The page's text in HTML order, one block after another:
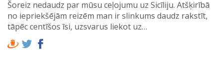
Šoreiz nedaudz par mūsu ceļojumu uz Sicīliju. Atšķirībā
no iepriekšējām reizēm man ir slinkums daudz rakstīt,
tāpēc centīšos īsi, uzsvarus liekot uz…